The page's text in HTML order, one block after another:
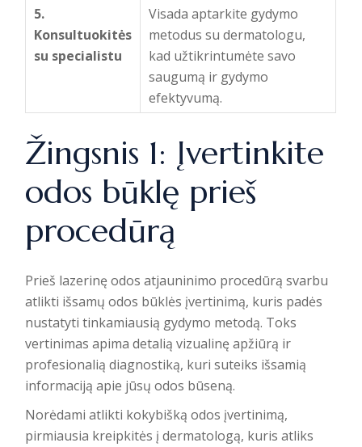
5.
Konsultuokitės
su specialistu
Visada aptarkite gydymo
metodus su dermatologu,
kad užtikrintumėte savo
saugumą ir gydymo
efektyvumą.
Žingsnis 1: Įvertinkite
odos būklę prieš
procedūrą
Prieš lazerinę odos atjauninimo procedūrą svarbu
atlikti išsamų odos būklės įvertinimą, kuris padės
nustatyti tinkamiausią gydymo metodą. Toks
vertinimas apima detalią vizualinę apžiūrą ir
profesionalią diagnostiką, kuri suteiks išsamią
informaciją apie jūsų odos būseną.
Norėdami atlikti kokybišką odos įvertinimą,
pirmiausia kreipkitės įdermatologą, kuris atliks